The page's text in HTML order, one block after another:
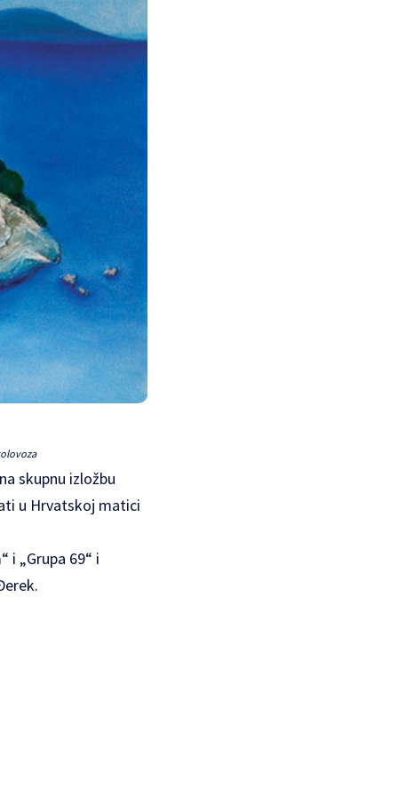
skupnu izložbu
u Hrvatskoj matici
i „Grupa 69“ i